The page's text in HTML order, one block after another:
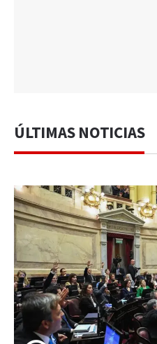
ÚLTIMAS NOTICIAS